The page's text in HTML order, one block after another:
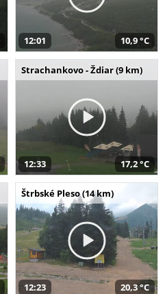
12:01 10,9 °C
Strachankovo - Ždiar (9 km)
12:33 17,2 °C
Štrbské Pleso (14 km)
12:23 20,3 °C